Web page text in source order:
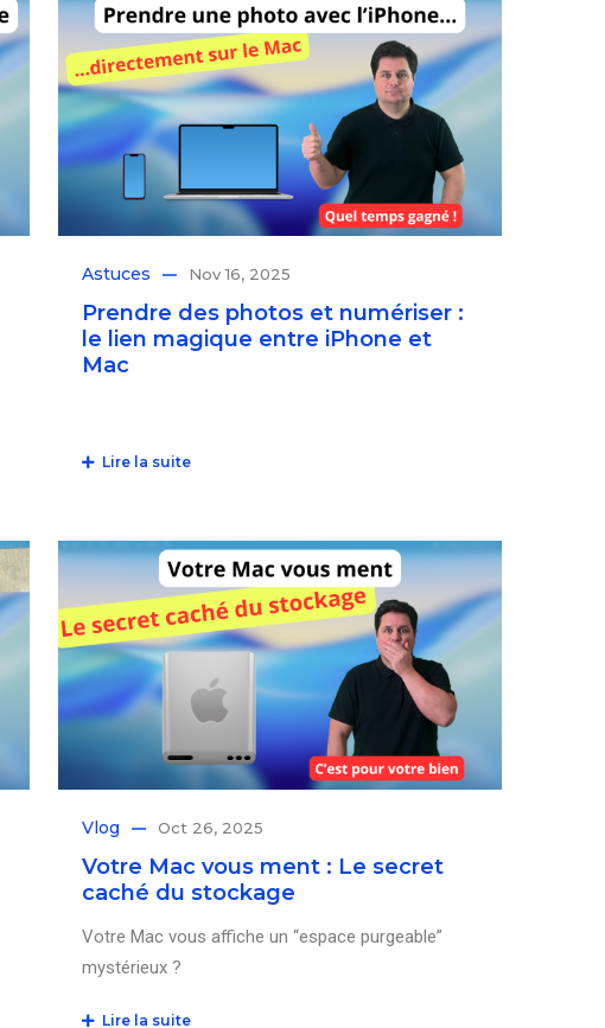
Astuces Nov 16, 2025
Prendre des photos et numériser :
le lien magique entre iPhone et
Mac
Lire la suite
Vlog Oct 26, 2025
Votre Mac vous ment : Le secret
caché du stockage
Votre Mac vous affiche un “espace purgeable”
mystérieux ?
Lire la suite